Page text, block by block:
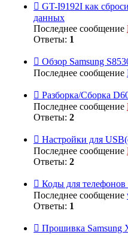
GT-I9192I как
данных
Последнее сообщение
Ответы: 1
Обзор Samsung
Последнее сообщение
Разборка/Сборка
Последнее сообщение
Ответы: 2
Настройки для
Последнее сообщение
Ответы: 2
Коды для телефонов
Последнее сообщение
Ответы: 1
Прошивка Samsung